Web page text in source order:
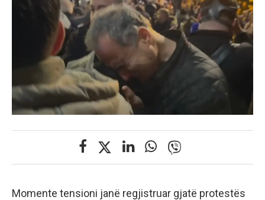
Momente tensioni janë regjistruar gjatë protestës